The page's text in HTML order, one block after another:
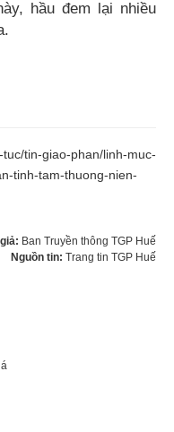
hầu đem lại nhiều
tin-giao-phan/linh-muc-
tinh-tam-thuong-nien-
Ban Truyền thông TGP Huế
Nguồn tin: Trang tin TGP Huế